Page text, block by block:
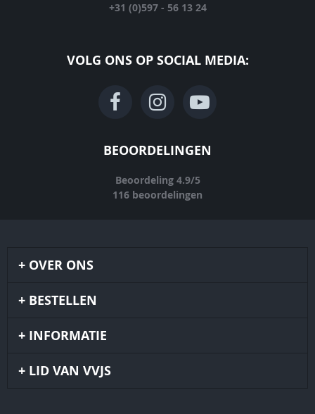
+31 (0)597 - 56 13 24
VOLG ONS OP SOCIAL MEDIA:
BEOORDELINGEN
Beoordeling 4.9/5
116 beoordelingen
OVER ONS
BESTELLEN
INFORMATIE
LID VAN VVJS